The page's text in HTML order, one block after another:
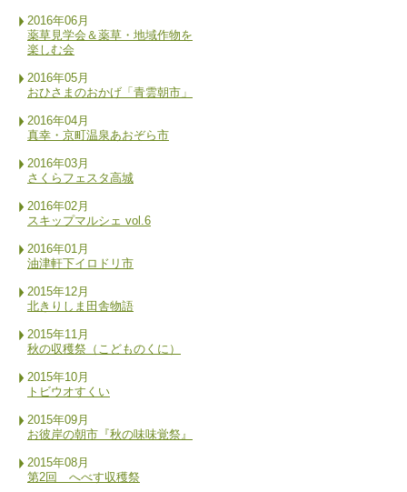
2016年06月
薬草見学会＆薬草・地域作物を
楽しむ会
2016年05月
おひさまのおかげ「青雲朝市」
2016年04月
真幸・京町温泉あおぞら市
2016年03月
さくらフェスタ高城
2016年02月
スキップマルシェ vol.6
2016年01月
油津軒下イロドリ市
2015年12月
北きりしま田舎物語
2015年11月
秋の収穫祭（こどものくに）
2015年10月
トビウオすくい
2015年09月
お彼岸の朝市『秋の味味覚祭』
2015年08月
第2回 へべす収穫祭